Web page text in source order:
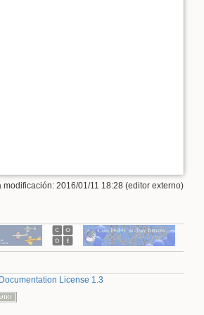
modificación: 2016/01/11 18:28 (editor externo)
License 1.3